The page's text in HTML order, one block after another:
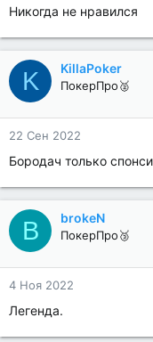
Никогда не нравился
K KillaPoker
ПокерПро🥈
22 Сен 2022
Бородач только
B brokeN
ПокерПро🥉
4 Ноя 2022
Легенда.